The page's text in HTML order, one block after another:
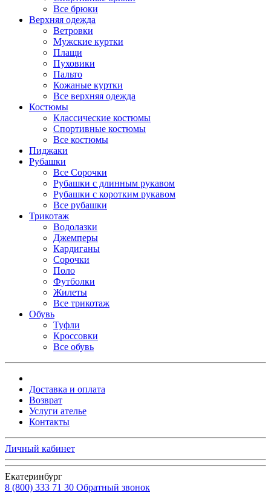
Все брюки
Верхняя одежда
Ветровки
Мужские куртки
Плащи
Пуховики
Пальто
Кожаные куртки
Все верхняя одежда
Костюмы
Классические костюмы
Спортивные костюмы
Все костюмы
Пиджаки
Рубашки
Все Сорочки
Рубашки с длинным рукавом
Рубашки с коротким рукавом
Все рубашки
Трикотаж
Водолазки
Джемперы
Кардиганы
Сорочки
Поло
Футболки
Жилеты
Все трикотаж
Обувь
Туфли
Кроссовки
Все обувь
Доставка и оплата
Возврат
Услуги ателье
Контакты
Личный кабинет
Екатеринбург
8 (800) 333 71 30 Обратный звонок